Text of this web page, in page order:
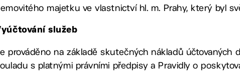
majetku ve vlastnictví hl. m. Prahy, který byl
služeb
prováděno na základě skutečných nákladů účtovaných
s platnými právními předpisy a Pravidly o